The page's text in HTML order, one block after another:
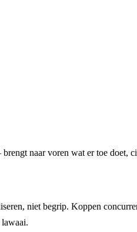
naar voren wat er toe doet,
niet begrip. Koppen